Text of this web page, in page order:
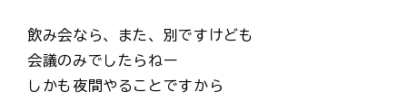
飲み会なら、また、別ですけども
会議のみでしたらねー
しかも夜間やることですから